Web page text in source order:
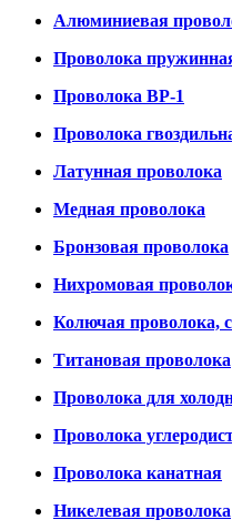
Алюминиевая
Проволока
Проволока ВР-1
Проволока
Латунная проволока
Медная проволока
Бронзовая проволока
Нихромовая
Колючая проволока,
Титановая проволока
Проволока для
Проволока
Проволока канатная
Никелевая проволока